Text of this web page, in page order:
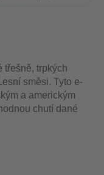
třešně, trpkých
směsi. Tyto e-
a americkým
chutí dané